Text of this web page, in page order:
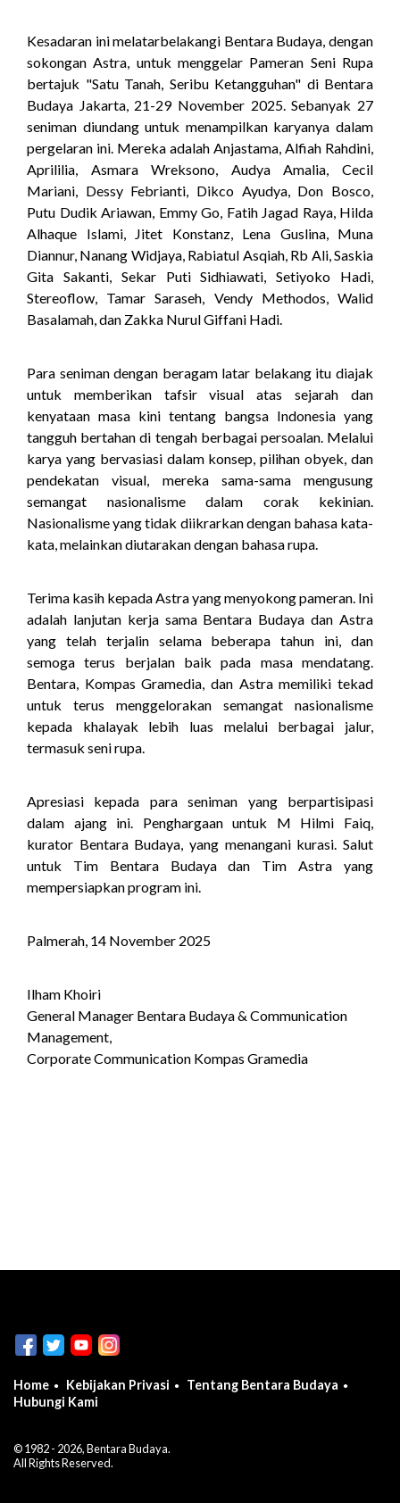
Kesadaran ini melatarbelakangi Bentara Budaya, dengan
sokongan Astra, untuk menggelar Pameran Seni Rupa
bertajuk "Satu Tanah, Seribu Ketangguhan" di Bentara
Budaya Jakarta, 21-29 November 2025. Sebanyak 27
seniman diundang untuk menampilkan karyanya dalam
pergelaran ini. Mereka adalah Anjastama, Alfiah Rahdini,
Aprililia, Asmara Wreksono, Audya Amalia, Cecil
Mariani, Dessy Febrianti, Dikco Ayudya, Don Bosco,
Putu Dudik Ariawan, Emmy Go, Fatih Jagad Raya, Hilda
Alhaque Islami, Jitet Konstanz, Lena Guslina, Muna
Diannur, Nanang Widjaya, Rabiatul Asqiah, Rb Ali, Saskia
Gita Sakanti, Sekar Puti Sidhiawati, Setiyoko Hadi,
Stereoflow, Tamar Saraseh, Vendy Methodos, Walid
Basalamah, dan Zakka Nurul Giffani Hadi.
Para seniman dengan beragam latar belakang itu diajak
untuk memberikan tafsir visual atas sejarah dan
kenyataan masa kini tentang bangsa Indonesia yang
tangguh bertahan di tengah berbagai persoalan. Melalui
karya yang bervasiasi dalam konsep, pilihan obyek, dan
pendekatan visual, mereka sama-sama mengusung
semangat nasionalisme dalam corak kekinian.
Nasionalisme yang tidak diikrarkan dengan bahasa kata-
kata, melainkan diutarakan dengan bahasa rupa.
Terima kasih kepada Astra yang menyokong pameran. Ini
adalah lanjutan kerja sama Bentara Budaya dan Astra
yang telah terjalin selama beberapa tahun ini, dan
semoga terus berjalan baik pada masa mendatang.
Bentara, Kompas Gramedia, dan Astra memiliki tekad
untuk terus menggelorakan semangat nasionalisme
kepada khalayak lebih luas melalui berbagai jalur,
termasuk seni rupa.
Apresiasi kepada para seniman yang berpartisipasi
dalam ajang ini. Penghargaan untuk M Hilmi Faiq,
kurator Bentara Budaya, yang menangani kurasi. Salut
untuk Tim Bentara Budaya dan Tim Astra yang
mempersiapkan program ini.
Palmerah, 14 November 2025
Ilham Khoiri
General Manager Bentara Budaya & Communication
Management,
Corporate Communication Kompas Gramedia
Home Kebijakan Privasi
Tentang Bentara Budaya
Hubungi Kami
© 1982 - 2026, Bentara Budaya.
All Rights Reserved.